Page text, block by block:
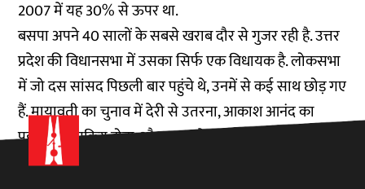
2007 में यह 30% से ऊपर था.
बसपा अपने 40 सालों के सबसे खराब दौर से गुजर रही है. उत्तर
प्रदेश की विधानसभा में उसका सिर्फ एक विधायक है. लोकसभा
में जो दस सांसद पिछली बार पहुंचे थे, उनमें से कई साथ छोड़ गए
हैं. मायावती का चुनाव में देरी से उतरना, आकाश आनंद का
पहली बार सक्रिय होना, और बसपा के मतदाताओं के मन में क्या
है? इसे टटोलने की कोशिश है यह रिपोर्ट.